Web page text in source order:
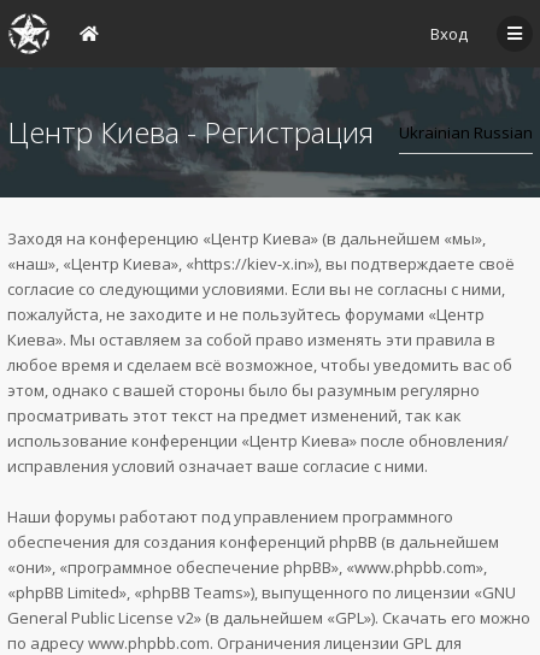
Вход
Центр Киева - Регистрация
Заходя на конференцию «Центр Киева» (в дальнейшем «мы»,
«наш», «Центр Киева», «https://kiev-x.in»), вы подтверждаете своё
согласие со следующими условиями. Если вы не согласны с ними,
пожалуйста, не заходите и не пользуйтесь форумами «Центр
Киева». Мы оставляем за собой право изменять эти правила в
любое время и сделаем всё возможное, чтобы уведомить вас об
этом, однако с вашей стороны было бы разумным регулярно
просматривать этот текст на предмет изменений, так как
использование конференции «Центр Киева» после обновления/
исправления условий означает ваше согласие с ними.
Наши форумы работают под управлением программного
обеспечения для создания конференций phpBB (в дальнейшем
«они», «программное обеспечение phpBB», «www.phpbb.com»,
«phpBB Limited», «phpBB Teams»), выпущенного по лицензии «GNU
General Public License v2» (в дальнейшем «GPL»). Скачать его можно
по адресуwww.phpbb.com. Ограничения лицензии GPL для